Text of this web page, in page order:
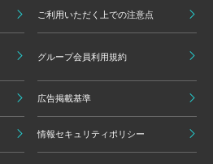
ご利用いただく上での注意点
グループ会員利用規約
広告掲載基準
情報セキュリティポリシー